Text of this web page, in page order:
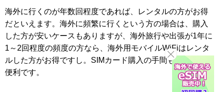
海外に行くのが年数回程度であれば、レンタルの方がお得
だといえます。海外に頻繁に行くという方の場合は、購入
した方が安いケースもありますが、海外旅行や出張が1年に
1～2回程度の頻度の方なら、海外用モバイルWiFiはレンタ
ルした方がお得ですし。SIMカード購入の手間も省けるため
便利です。